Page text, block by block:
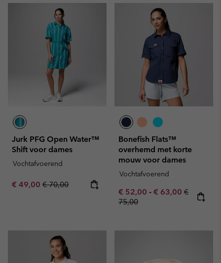
Jurk PFG Open Water™
Shift voor dames
Vochtafvoerend
Sale price:
€ 49,00 Regular price:
€ 70,00
Bonefish Flats™
overhemd met korte
mouw voor dames
Vochtafvoerend
Minimum sale price:
€ 52,00 - Maximum sale
€ 63,00 Regular
€
75,00